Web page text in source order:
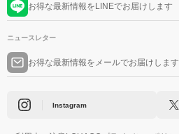
お得な最新情報をLINEでお届けします
ニュースレター
お得な最新情報をメールでお届けします
Instagram